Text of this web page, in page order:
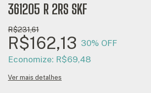
361205 R 2RS SKF
R$231,61
R$162,13 30% OFF
Economize: R$69,48
Ver mais detalhes